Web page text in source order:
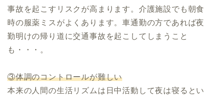
事故を起こすリスクが高まります。介護施設でも朝食
時の服薬ミスがよくあります。車通勤の方であれば夜
勤明けの帰り道に交通事故を起こしてしまうこと
も・・・。
③体調のコントロールが難しい
本来の人間の生活リズムは日中活動して夜は寝るとい